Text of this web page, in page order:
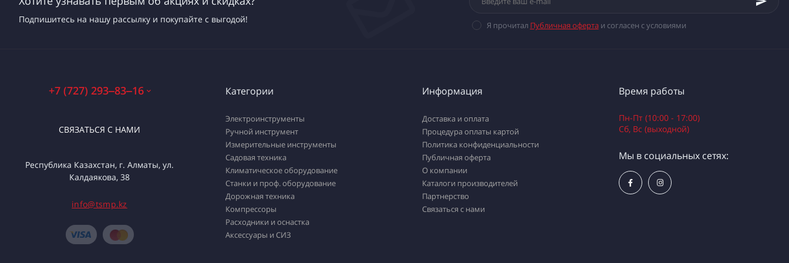
Подпишитесь на нашу рассылку и покупайте с выгодой!
Я прочитал Публичная офертаи согласен с условиями
+7 (727) 293‒83‒16
СВЯЗАТЬСЯ С НАМИ
Республика Казахстан, г. Алматы, ул.
Калдаякова, 38
info@tsmp.kz
Категории
Электроинструменты
Ручной инструмент
Измерительные инструменты
Садовая техника
Климатическое оборудование
Станки и проф. оборудование
Дорожная техника
Компрессоры
Расходники и оснастка
Аксессуары и СИЗ
Информация
Доставка и оплата
Процедура оплаты картой
Политика конфиденциальности
Публичная оферта
О компании
Каталоги производителей
Партнерство
Связаться с нами
Время работы
Пн-Пт (10:00 - 17:00)
Сб, Вс (выходной)
Мы в социальных сетях: